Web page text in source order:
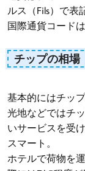
ルス（Fils）で表
国際通貨コードは
チップの相場
基本的にはチッ
光地などではチ
いサービスを受
スマート。
ホテルで荷物を